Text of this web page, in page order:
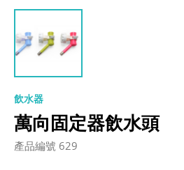
飲水器
萬向固定器飲水頭
產品編號 629